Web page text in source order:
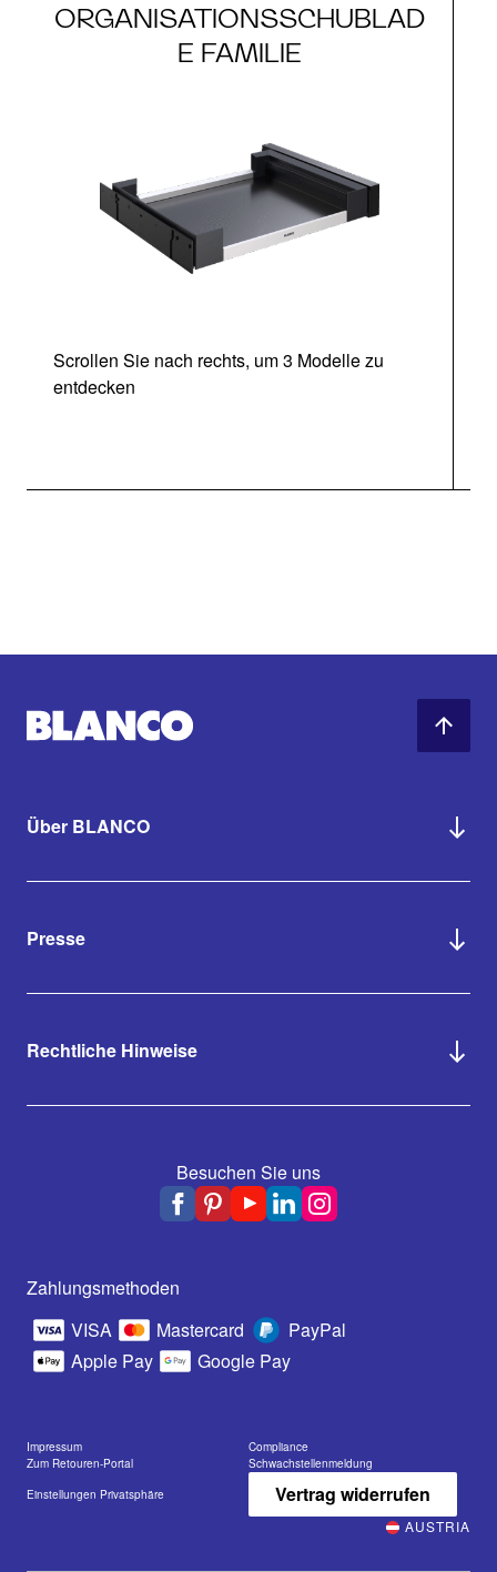
ORGANISATIONSSCHUBLAD
E FAMILIE
Scrollen Sie nach rechts, um 3 Modelle zu
entdecken
Über BLANCO
Presse
Rechtliche Hinweise
Besuchen Sie uns
Zahlungsmethoden
VISA
Mastercard
PayPal
Apple Pay
Google Pay
Impressum
Compliance
Zum Retouren-Portal
Schwachstellenmeldung
Einstellungen Privatsphäre
Vertrag widerrufen
AUSTRIA